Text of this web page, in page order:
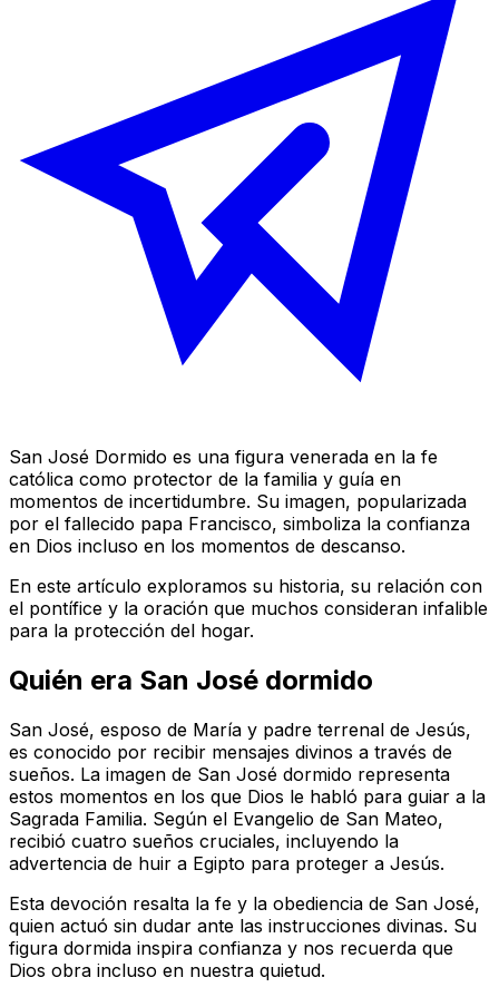
San José Dormido es una figura venerada en la fe
católica como protector de la familia y guía en
momentos de incertidumbre. Su imagen, popularizada
por el fallecido papa Francisco, simboliza la confianza
en Dios incluso en los momentos de descanso.
En este artículo exploramos su historia, su relación con
el pontífice y la oración que muchos consideran infalible
para la protección del hogar.
Quién era San José dormido
San José, esposo de María y padre terrenal de Jesús,
es conocido por recibir mensajes divinos a través de
sueños. La imagen de San José dormido representa
estos momentos en los que Dios le habló para guiar a la
Sagrada Familia. Según el Evangelio de San Mateo,
recibió cuatro sueños cruciales, incluyendo la
advertencia de huir a Egipto para proteger a Jesús.
Esta devoción resalta la fe y la obediencia de San José,
quien actuó sin dudar ante las instrucciones divinas. Su
figura dormida inspira confianza y nos recuerda que
Dios obra incluso en nuestra quietud.